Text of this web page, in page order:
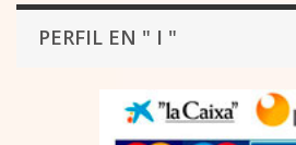
PERFIL EN " I "